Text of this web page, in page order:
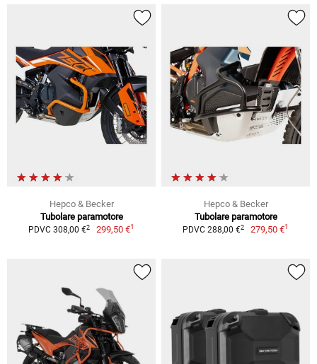
Hepco & Becker
Tubolare paramotore
PDVC 308,00 €2 299,50 €1
Hepco & Becker
Tubolare paramotore
PDVC 288,00 €2 279,50 €1